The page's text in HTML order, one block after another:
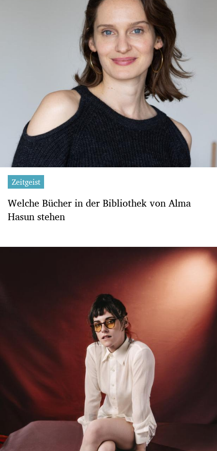
Zeitgeist
Welche Bücher in der Bibliothek von Alma
Hasun stehen